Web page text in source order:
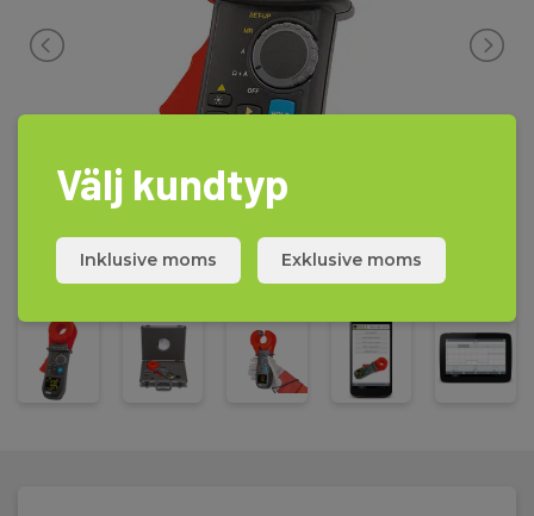
mäta jordelektrodens jordslingeresistans vid normal drift. Farliga
situationer undviks om jordförbindelsen inte bryts dvs.att
installation blir bruten när det skall utföras en kontroll
av jordelektrodens jordslingeresistans.
CA 6417 indikerar när tången inte är korrekt sluten eller om det
Alarm kan ställas in och 2000 mätningar kan sparas.
CA 6417 uppfyller IES 61010 KAT IV 600V och levereras komplett i
Välj kundtyp
Inklusive moms Exklusive moms